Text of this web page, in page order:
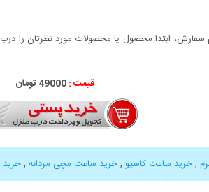
ابتدا محصول یا محصولات مورد نظرتان را
قیمت :49000 تومان
,خرید ساعت کاسیو ,خرید ساعت مچی مردانه ,